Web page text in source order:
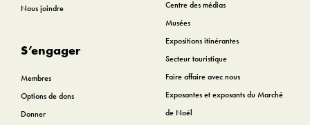
Nous joindre
S’engager
Membres
Options de dons
Donner
Centre des médias
Musées
Expositions itinérantes
Secteur touristique
Faire affaire avec nous
Exposantes et exposants du Marché
de Noël